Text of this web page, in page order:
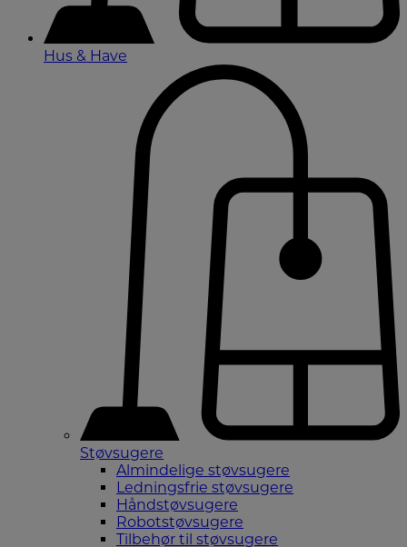
Hus & Have
Støvsugere
Almindelige støvsugere
Ledningsfrie støvsugere
Håndstøvsugere
Robotstøvsugere
Tilbehør til støvsugere